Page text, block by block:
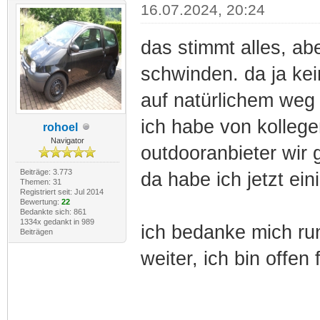
rohoel
Navigator
Beiträge: 3.773
Themen: 31
Registriert seit: Jul 2014
Bewertung: 22
Bedankte sich: 861
1334x gedankt in 989
Beiträgen
16.07.2024, 20:24
das stimmt alles,
schwinden. da ja
auf natürlichem
ich habe von
outdooranbieter wir
da habe ich jetzt
ich bedanke mich
weiter, ich bin offen